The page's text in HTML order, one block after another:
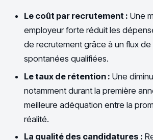
Le coût par recrutement : Une
employeur forte réduit les
de recrutement grâce à un flux
spontanées qualifiées.
Le taux de rétention : Une
notamment durant la première
meilleure adéquation entre la
réalité.
La qualité des candidatures :